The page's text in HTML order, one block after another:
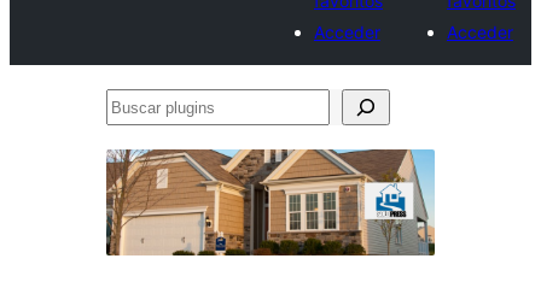
Acceder
Acceder
Buscar